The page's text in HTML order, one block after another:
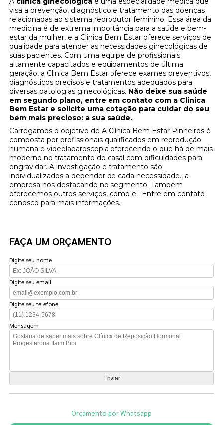
visa a prevenção, diagnóstico e tratamento das doenças
relacionadas ao sistema reprodutor feminino. Essa área da
medicina é de extrema importância para a saúde e bem-
estar da mulher, e a Clinica Bem Estar oferece serviços de
qualidade para atender as necessidades ginecológicas de
suas pacientes. Com uma equipe de profissionais
altamente capacitados e equipamentos de última
geração, a Clinica Bem Estar oferece exames preventivos,
diagnósticos precisos e tratamentos adequados para
diversas patologias ginecológicas. Não deixe sua saúde
em segundo plano, entre em contato com a Clinica
Bem Estar e solicite uma cotação para cuidar do seu
bem mais precioso: a sua saúde.
Carregamos o objetivo de A Clínica Bem Estar Pinheiros é
composta por profissionais qualificados em reprodução
humana e videolaparoscopia oferecendo o que há de mais
moderno no tratamento do casal com dificuldades para
engravidar. A investigação e tratamento são
individualizados a depender de cada necessidade., a
empresa nos destacando no segmento. Também
oferecemos outros serviços, como e . Entre em contato
conosco para mais informações.
FAÇA UM ORÇAMENTO
Digite seu nome
Digite seu email
Digite seu telefone
Mensagem
Orçamento por Whatsapp